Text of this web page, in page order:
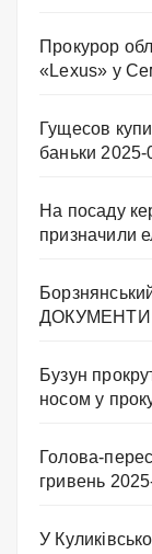
Прокурор
«Lexus» у
Гущесов
баньки 2025-
На посаду
призначили
ДОКУМЕНТИ
Бузун
носом у
Голова-
гривень
У